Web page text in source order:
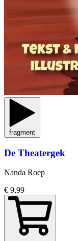
fragment
De Theatergek
Nanda Roep
€ 9,99